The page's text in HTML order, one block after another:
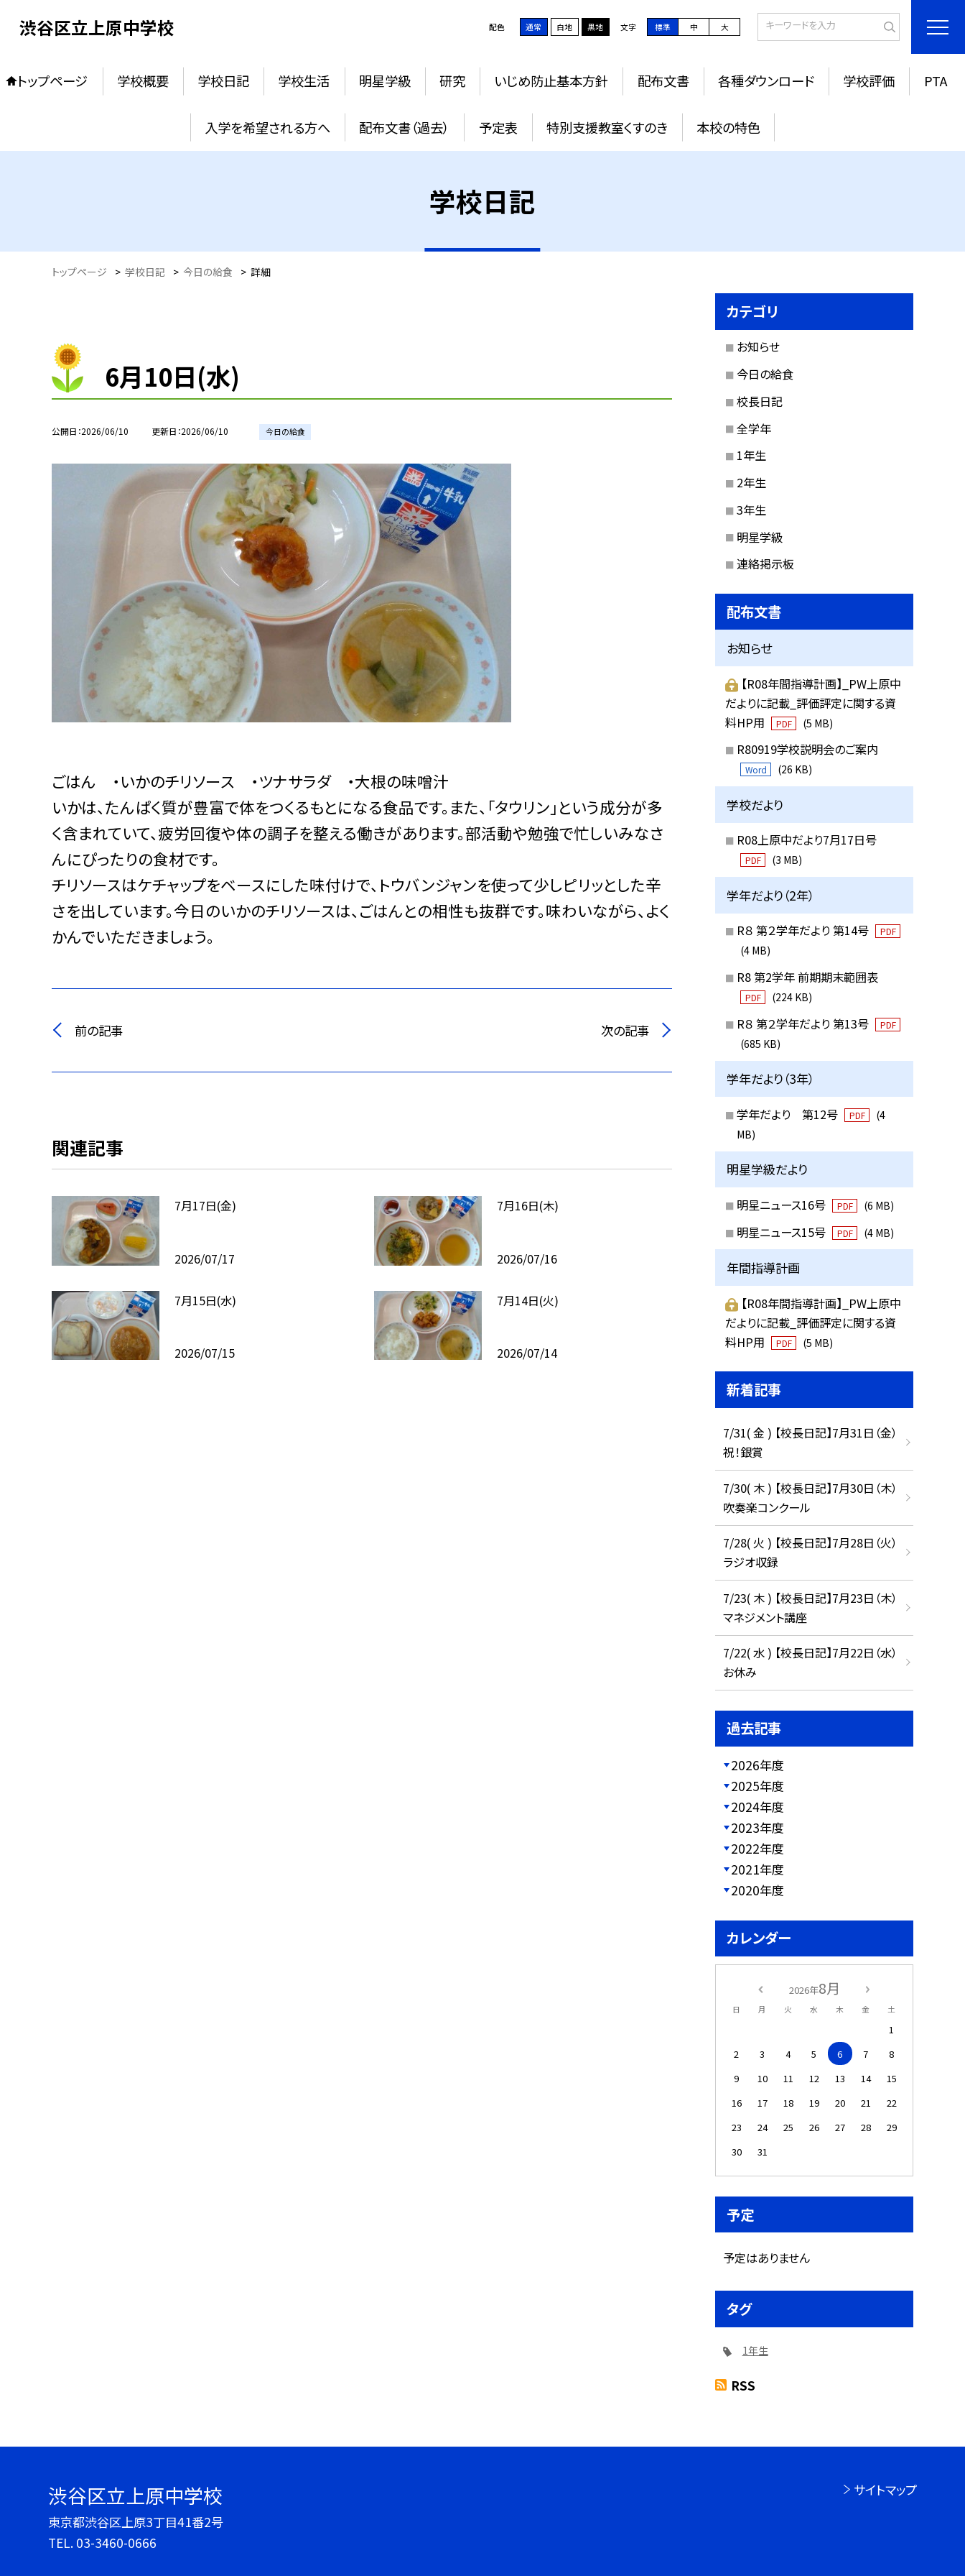
渋谷区立上原中学校 配色 通常 白地 黒地 文字 標準 中 大
トップページ 学校概要 学校日記 学校生活 明星学級 研究 いじめ防止基本方針 配布文書 各種ダウンロード 学校評価 PTA
入学を希望される方へ 配布文書（過去） 予定表 特別支援教室くすのき 本校の特色
学校日記
トップページ > 学校日記 > 今日の給食 > 詳細
6月10日(水)
公開日 2026/06/10 更新日 2026/06/10 今日の給食
ごはん ・いかのチリソース ・ツナサラダ ・大根の味噌汁
いかは、たんぱく質が豊富で体をつくるもとになる食品です。また、「タウリン」という成分が多
く含まれていて、疲労回復や体の調子を整える働きがあります。部活動や勉強で忙しいみなさ
んにぴったりの食材です。
チリソースはケチャップをベースにした味付けで、トウバンジャンを使って少しピリッとした辛
さを出しています。今日のいかのチリソースは、ごはんとの相性も抜群です。味わいながら、よく
かんでいただきましょう。
前の記事 次の記事
関連記事
7月17日(金)
2026/07/17
7月16日(木)
2026/07/16
7月15日(水)
2026/07/15
7月14日(火)
2026/07/14
カテゴリ
お知らせ
今日の給食
校長日記
全学年
1年生
2年生
3年生
明星学級
連絡掲示板
配布文書
お知らせ
【R08年間指導計画】_PW上原中
だよりに記載_評価評定に関する資
料HP用
PDF (5 MB)
R80919学校説明会のご案内
Word (26 KB)
学校だより
R08上原中だより7月17日号
PDF (3 MB)
学年だより（2年）
R８ 第２学年だより 第14号 PDF
(4 MB)
R8 第2学年 前期期末範囲表
PDF (224 KB)
R８ 第２学年だより 第13号 PDF
(685 KB)
学年だより（3年）
学年だより 第12号 PDF
(4
MB)
明星学級だより
明星ニュース16号 PDF (6 MB)
明星ニュース15号 PDF (4 MB)
年間指導計画
【R08年間指導計画】_PW上原中
だよりに記載_評価評定に関する資
料HP用
PDF (5 MB)
新着記事
7/31( 金 ) 【校長日記】7月31日（金）
祝！銀賞
7/30( 木 ) 【校長日記】7月30日（木）
吹奏楽コンクール
7/28( 火 ) 【校長日記】7月28日（火）
ラジオ収録
7/23( 木 ) 【校長日記】7月23日（木）
マネジメント講座
7/22( 水 ) 【校長日記】7月22日（水）
お休み
過去記事
2026年度
2025年度
2024年度
2023年度
2022年度
2021年度
2020年度
カレンダー
2026年8月
日 月 火 水 木 金 土
1
2
3 4 5 6 7
8
9
10 11 12 13 14
15
16
17 18 19 20 21
22
23
24 25 26 27 28
29
30
31
予定
予定はありません
タグ
1年生
RSS
渋谷区立上原中学校
東京都渋谷区上原3丁目41番2号
TEL. 03-3460-0666
サイトマップ